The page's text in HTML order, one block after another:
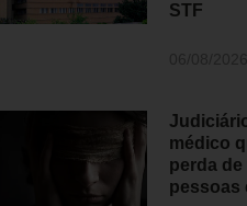
STF
médico
perda de
pessoas